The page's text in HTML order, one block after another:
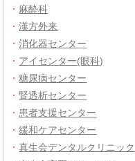
・ 麻酔科
・漢方外来
・消化器センター
・ アイセンター(眼科)
・糖尿病センター
・腎透析センター
・ 患者支援センター
・緩和ケアセンター
・真生会デンタルクリニック